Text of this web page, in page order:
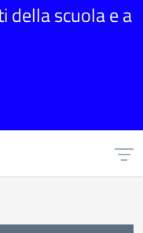
della scuola e a